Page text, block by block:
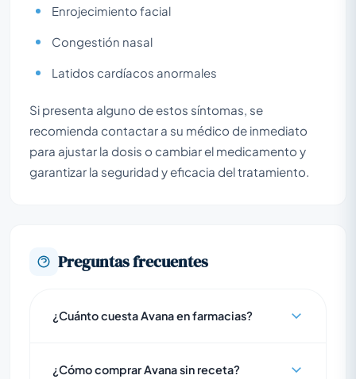
Enrojecimiento facial
Congestión nasal
Latidos cardíacos anormales
Si presenta alguno de estos síntomas, se
recomienda contactar a su médico de inmediato
para ajustar la dosis o cambiar el medicamento y
garantizar la seguridad y eficacia del tratamiento.
Preguntas frecuentes
¿Cuánto cuesta Avana en farmacias?
¿Cómo comprar Avana sin receta?